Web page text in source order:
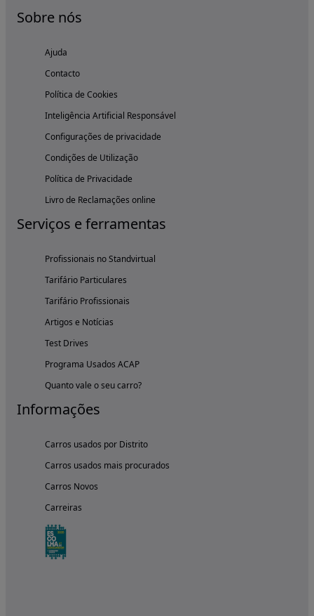
Sobre nós
Ajuda
Contacto
Política de Cookies
Inteligência Artificial Responsável
Configurações de privacidade
Condições de Utilização
Política de Privacidade
Livro de Reclamações online
Serviços e ferramentas
Profissionais no Standvirtual
Tarifário Particulares
Tarifário Profissionais
Artigos e Notícias
Test Drives
Programa Usados ACAP
Quanto vale o seu carro?
Informações
Carros usados por Distrito
Carros usados mais procurados
Carros Novos
Carreiras